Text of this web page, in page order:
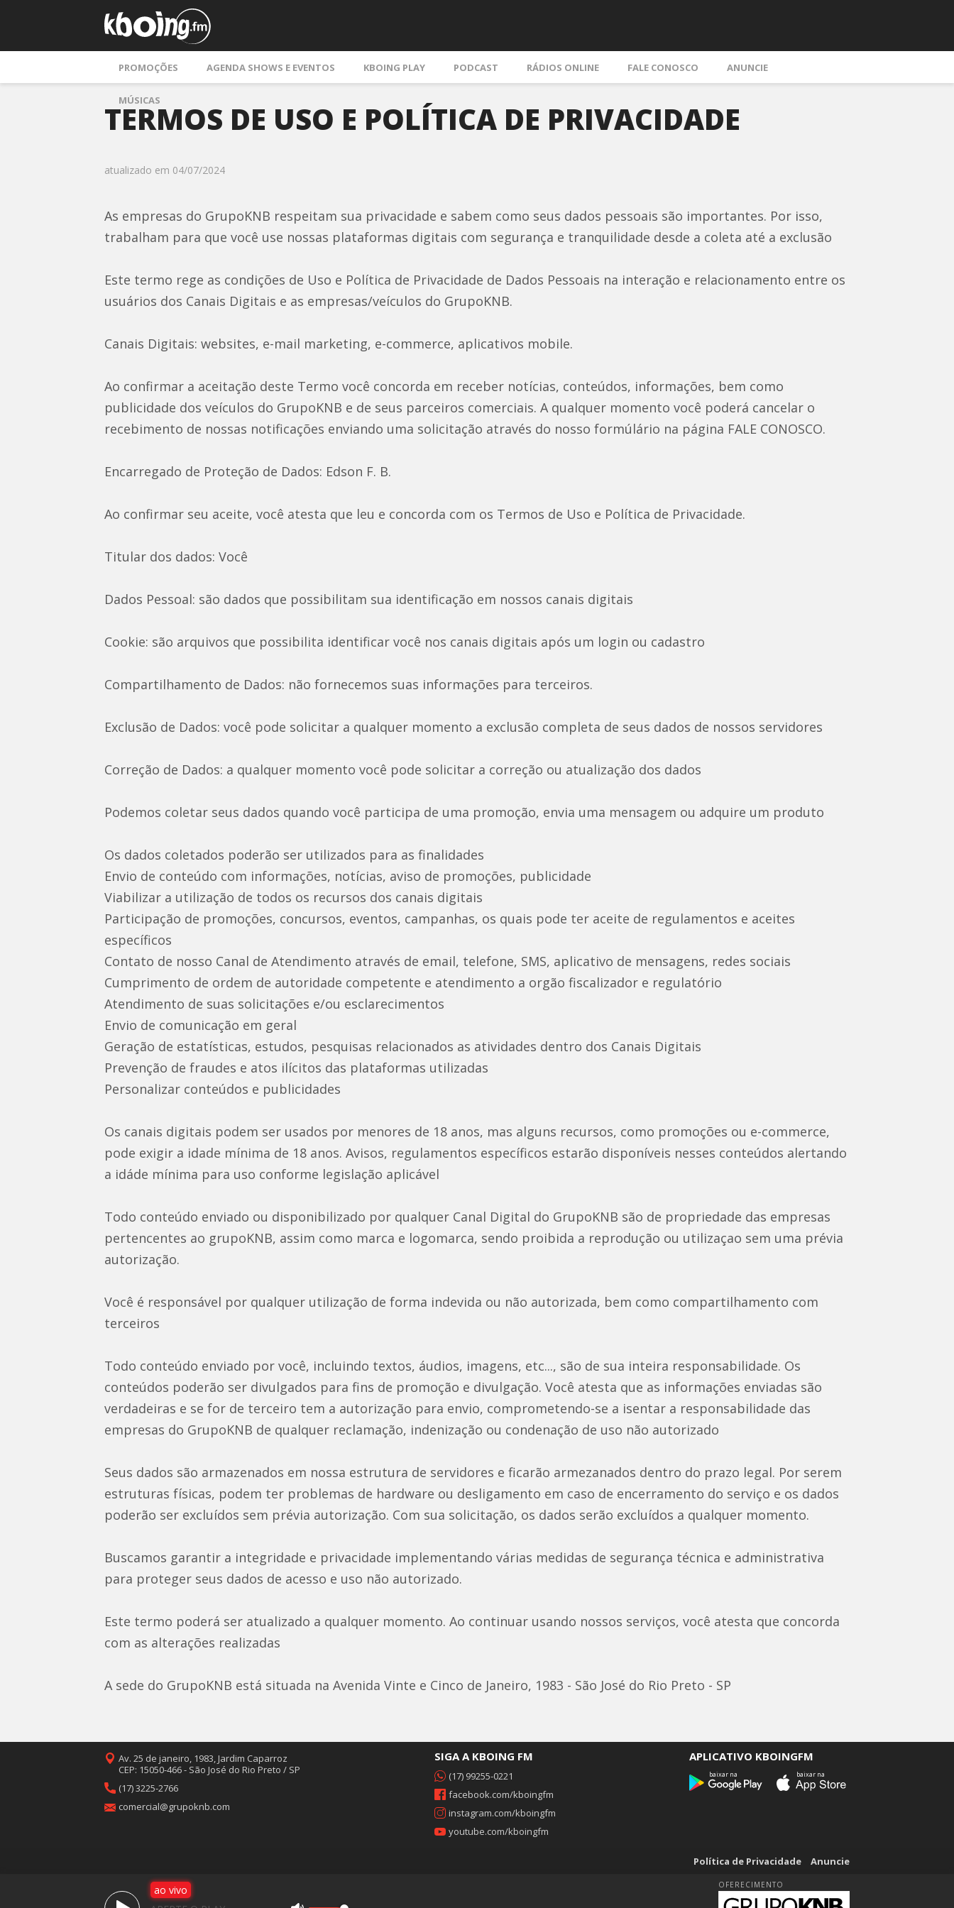
PROMOÇÕES AGENDA SHOWS E EVENTOS KBOING PLAY PODCAST RÁDIOS ONLINE FALE CONOSCO ANUNCIE
MÚSICAS
TERMOS DE USO E POLÍTICA DE PRIVACIDADE
atualizado em 04/07/2024
As empresas do GrupoKNB respeitam sua privacidade e sabem como seus dados pessoais são importantes. Por isso,
trabalham para que você use nossas plataformas digitais com segurança e tranquilidade desde a coleta até a exclusão
Este termo rege as condições de Uso e Política de Privacidade de Dados Pessoais na interação e relacionamento entre os
usuários dos Canais Digitais e as empresas/veículos do GrupoKNB.
Canais Digitais: websites, e-mail marketing, e-commerce, aplicativos mobile.
Ao confirmar a aceitação deste Termo você concorda em receber notícias, conteúdos, informações, bem como
publicidade dos veículos do GrupoKNB e de seus parceiros comerciais. A qualquer momento você poderá cancelar o
recebimento de nossas notificações enviando uma solicitação através do nosso formúlário na página FALE CONOSCO.
Encarregado de Proteção de Dados: Edson F. B.
Ao confirmar seu aceite, você atesta que leu e concorda com os Termos de Uso e Política de Privacidade.
Titular dos dados: Você
Dados Pessoal: são dados que possibilitam sua identificação em nossos canais digitais
Cookie: são arquivos que possibilita identificar você nos canais digitais após um login ou cadastro
Compartilhamento de Dados: não fornecemos suas informações para terceiros.
Exclusão de Dados: você pode solicitar a qualquer momento a exclusão completa de seus dados de nossos servidores
Correção de Dados: a qualquer momento você pode solicitar a correção ou atualização dos dados
Podemos coletar seus dados quando você participa de uma promoção, envia uma mensagem ou adquire um produto
Os dados coletados poderão ser utilizados para as finalidades
Envio de conteúdo com informações, notícias, aviso de promoções, publicidade
Viabilizar a utilização de todos os recursos dos canais digitais
Participação de promoções, concursos, eventos, campanhas, os quais pode ter aceite de regulamentos e aceites
específicos
Contato de nosso Canal de Atendimento através de email, telefone, SMS, aplicativo de mensagens, redes sociais
Cumprimento de ordem de autoridade competente e atendimento a orgão fiscalizador e regulatório
Atendimento de suas solicitações e/ou esclarecimentos
Envio de comunicação em geral
Geração de estatísticas, estudos, pesquisas relacionados as atividades dentro dos Canais Digitais
Prevenção de fraudes e atos ilícitos das plataformas utilizadas
Personalizar conteúdos e publicidades
Os canais digitais podem ser usados por menores de 18 anos, mas alguns recursos, como promoções ou e-commerce,
pode exigir a idade mínima de 18 anos. Avisos, regulamentos específicos estarão disponíveis nesses conteúdos alertando
a idáde mínima para uso conforme legislação aplicável
Todo conteúdo enviado ou disponibilizado por qualquer Canal Digital do GrupoKNB são de propriedade das empresas
pertencentes ao grupoKNB, assim como marca e logomarca, sendo proibida a reprodução ou utilizaçao sem uma prévia
autorização.
Você é responsável por qualquer utilização de forma indevida ou não autorizada, bem como compartilhamento com
terceiros
Todo conteúdo enviado por você, incluindo textos, áudios, imagens, etc..., são de sua inteira responsabilidade. Os
conteúdos poderão ser divulgados para fins de promoção e divulgação. Você atesta que as informações enviadas são
verdadeiras e se for de terceiro tem a autorização para envio, comprometendo-se a isentar a responsabilidade das
empresas do GrupoKNB de qualquer reclamação, indenização ou condenação de uso não autorizado
Seus dados são armazenados em nossa estrutura de servidores e ficarão armezanados dentro do prazo legal. Por serem
estruturas físicas, podem ter problemas de hardware ou desligamento em caso de encerramento do serviço e os dados
poderão ser excluídos sem prévia autorização. Com sua solicitação, os dados serão excluídos a qualquer momento.
Buscamos garantir a integridade e privacidade implementando várias medidas de segurança técnica e administrativa
para proteger seus dados de acesso e uso não autorizado.
Este termo poderá ser atualizado a qualquer momento. Ao continuar usando nossos serviços, você atesta que concorda
com as alterações realizadas
A sede do GrupoKNB está situada na Avenida Vinte e Cinco de Janeiro, 1983 - São José do Rio Preto - SP
Av. 25 de janeiro, 1983, Jardim Caparroz
CEP: 15050-466 - São José do Rio Preto / SP
(17) 3225-2766
comercial@grupoknb.com
SIGA A KBOING FM
(17) 99255-0221
facebook.com/kboingfm
instagram.com/kboingfm
youtube.com/kboingfm
APLICATIVO KBOINGFM
baixar na baixar na
Política de Privacidade Anuncie
ao vivo